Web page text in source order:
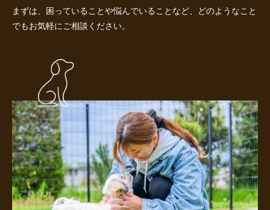
まずは、困っていることや悩んでいることなど、どのようなこと
でもお気軽にご相談ください。